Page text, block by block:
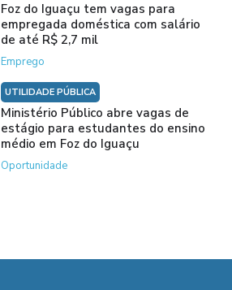
Foz do Iguaçu tem vagas para
empregada doméstica com salário
de até R$ 2,7 mil
Emprego
UTILIDADE PÚBLICA
Ministério Público abre vagas de
estágio para estudantes do ensino
médio em Foz do Iguaçu
Oportunidade